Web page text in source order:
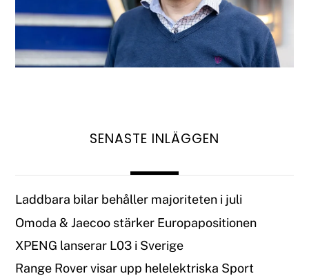
SENASTE INLÄGGEN
Laddbara bilar behåller majoriteten i juli
Omoda & Jaecoo stärker Europapositionen
XPENG lanserar L03 i Sverige
Range Rover visar upp helelektriska Sport